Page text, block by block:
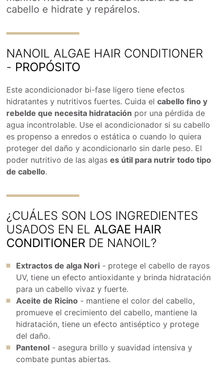
cabello e hidrate y repárelos.
NANOIL ALGAE HAIR CONDITIONER
- PROPÓSITO
Este acondicionador bi-fase ligero tiene efectos
hidratantes y nutritivos fuertes. Cuida elcabello fino y
rebelde que necesita hidratación por una pérdida de
agua incontrolable. Use el acondicionador si su cabello
es propenso a enredos o estática o cuando lo quiera
proteger del daño y acondicionarlo sin darle peso. El
poder nutritivo de las algases útil para nutrir todo tipo
de cabello.
¿CUÁLES SON LOS INGREDIENTES
USADOS EN ELALGAE HAIR
CONDITIONER DE NANOIL?
Extractos de alga Nori - protege el cabello de rayos
UV, tiene un efecto antioxidante y brinda hidratación
para un cabello vivaz y fuerte.
Aceite de Ricino - mantiene el color del cabello,
promueve el crecimiento del cabello, mantiene la
hidratación, tiene un efecto antiséptico y protege
del daño.
Pantenol - asegura brillo y suavidad intensiva y
combate puntas abiertas.